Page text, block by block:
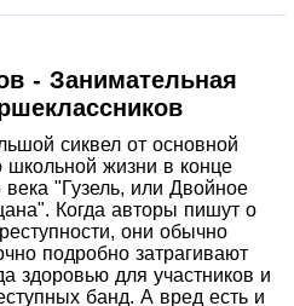
ситуацию, которая
году. В третьей
себе немного
как будут "работать"
будущем, в 2044 году
что этот опус будет
читателя, но и для
чтения! И не попадайтесь
- Занимательная
сиквел от основной
школьной жизни в конце
века "Гузель, или Двойное
Когда авторы пишут о
они обычно
подробно затрагивают
здоровью для участников и
банд. А вред есть и